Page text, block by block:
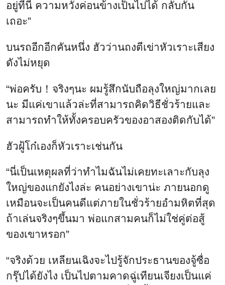
อยู่ที่นี่ ความหวังค่อนข้างเป็นไปได้ กลับกัน
เถอะ”
บนรถอีกอีกคันหนึ่ง ฮัวว่านถงตีเข่าหัวเราะเสียง
ดังไม่หยุด
“พ่อครับ！จริงๆนะ ผมรู้สึกนับถือลุงใหญ่มากเลย
นะ มีแค่เขาแล้วล่ะที่สามารถคิดวิธีชั่วร้ายและ
สามารถทำให้ทั้งครอบครัวของอาสองติดกับได้”
ฮัวฝู้โก๋เองก็หัวเราะเช่นกัน
“นี่เป็นเหตุผลที่ว่าทำไมฉันไม่เคยทะเลาะกับลุง
ใหญ่ของแกยังไงล่ะ คนอย่างเขาน่ะ ภายนอกดู
เหมือนจะเป็นคนดีแต่ภายในชั่วร้ายอำมหิตที่สุด
ถ้าเล่นจริงๆขึ้นมา พ่อแกสามคนก็ไม่ใช่คู่ต่อสู้
ของเขาหรอก”
“จริงด้วย เหลียนเฉิงจะไปรู้จักประธานของจู้ซื่อ
กรุ๊ปได้ยังไง เป็นไปตามคาดฉู่เทียนเจียงเป็นแค่